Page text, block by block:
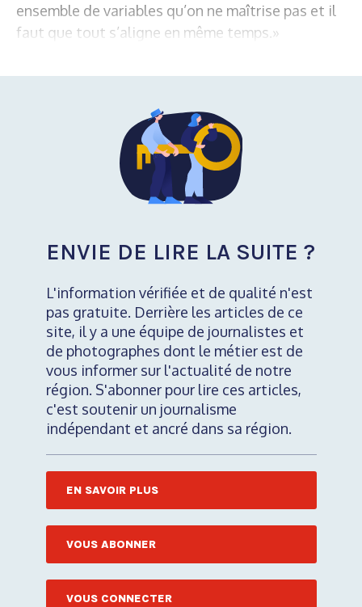
ensemble de variables qu’on ne maîtrise pas et il
faut que tout s’aligne en même temps.»
ENVIE DE LIRE LA SUITE ?
L'information vérifiée et de qualité n'est
pas gratuite. Derrière les articles de ce
site, il y a une équipe de journalistes et
de photographes dont le métier est de
vous informer sur l'actualité de notre
région. S'abonner pour lire ces articles,
c'est soutenir un journalisme
indépendant et ancré dans sa région.
EN SAVOIR PLUS
VOUS ABONNER
VOUS CONNECTER